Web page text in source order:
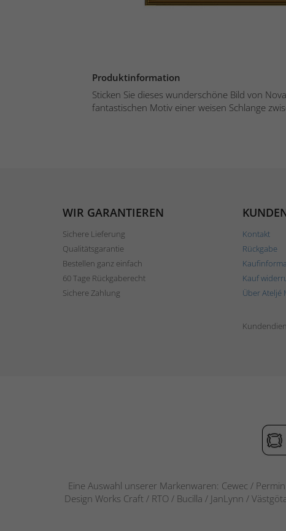
Produktinformation
Sticken Sie dieses wunderschöne Bild von
fantastischen Motiv einer weisen Schlange
WIR GARANTIEREN
Sichere Lieferung
Qualitätsgarantie
Bestellen ganz einfach
60 Tage Rückgaberecht
Sichere Zahlung
Kontakt
Rückgabe
Kauf
Über Ateljé
Eine Auswahl unserer Markenwaren: Cewec /
Design Works Craft / RTO / Bucilla / JanLynn /